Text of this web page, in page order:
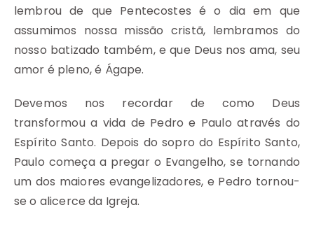
lembrou de que Pentecostes é o dia em que
assumimos nossa missão cristã, lembramos do
nosso batizado também, e que Deus nos ama, seu
amor é pleno, é Ágape.
Devemos nos recordar de como Deus
transformou a vida de Pedro e Paulo através do
Espírito Santo. Depois do sopro do Espírito Santo,
Paulo começa a pregar o Evangelho, se tornando
um dos maiores evangelizadores, e Pedro tornou-
se o alicerce da Igreja.